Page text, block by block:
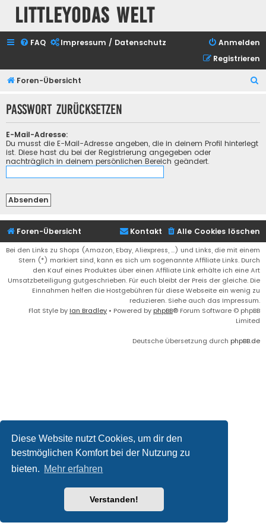
Diese Website nutzt Cookies, um dir den
bestmöglichen Komfort bei der Nutzung zu
bieten. Mehr erfahren
Verstanden!
Littleyodas Welt
FAQ Impressum / Datenschutz
Anmelden
Registrieren
Foren-Übersicht
h
Passwort zurücksetzen
E-Mail-Adresse:
Du musst die E-Mail-Adresse angeben, die in deinem Profil hinterlegt
ist. Diese hast du bei der Registrierung angegeben oder
nachträglich in deinem persönlichen Bereich geändert.
Foren-Übersicht Alle Cookies löschen
Kontakt
Bei den Links zu Shops (Amazon, Ebay, Aliexpress, ...) und Links, die mit einem
Stern (*) markiert sind, kann es sich um sogenannte Affiliate Links. Durch
den Kauf eines Produktes über einen Affiliate Link erhälte ich eine Art
Umsatzbeteiligung gutgeschrieben. Für euch bleibt der Preis der gleiche. Die
Einnahmen helfen die Hostgebühren für diese Webseite ein wenig zu
reduzieren. Siehe auch das Impressum.
Flat Style by Ian Bradley • Powered by phpBB® Forum Software © phpBB
Limited
Deutsche Übersetzung durch phpBB.de